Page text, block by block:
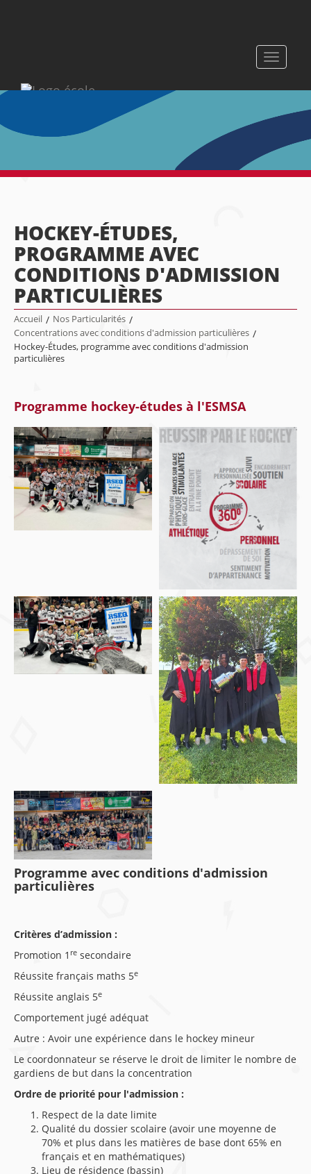
Toggle
HOCKEY-ÉTUDES,
PROGRAMME AVEC
CONDITIONS D'ADMISSION
PARTICULIÈRES
Accueil / Nos Particularités /
Concentrations avec conditions d'admission particulières /
Hockey-Études, programme avec conditions d'admission
particulières
Programme hockey-études à l'ESMSA
Programme avec conditions d'admission
particulières
Critères d’admission :
Promotion 1 re secondaire
Réussite français maths 5e
Réussite anglais 5e
Comportement jugé adéquat
Autre : Avoir une expérience dans le hockey mineur
Le coordonnateur se réserve le droit de limiter le nombre de
gardiens de but dans la concentration
Ordre de priorité pour l'admission :
Respect de la date limite
Qualité du dossier scolaire (avoir une moyenne de
70% et plus dans les matières de base dont 65% en
français et en mathématiques)
Lieu de résidence (bassin)